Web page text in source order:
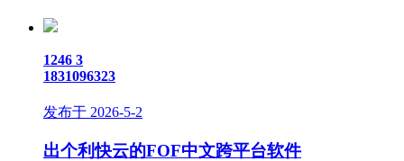
1246 3
1831096323
发布于 2026-5-2
出个利快云的FOF中文跨平台软件